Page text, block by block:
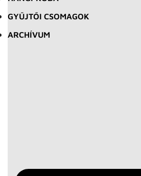
GYŰJTŐI CSOMAGOK
ARCHÍVUM